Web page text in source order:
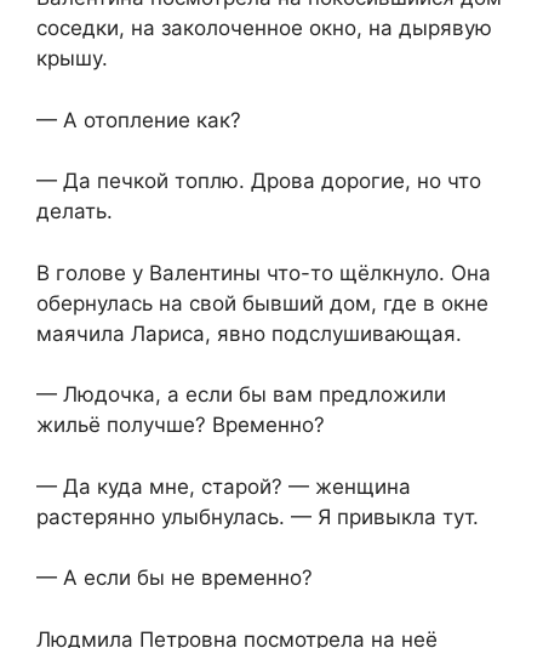
соседки, на заколоченное окно, на дырявую
крышу.
— А отопление как?
— Да печкой топлю. Дрова дорогие, но что
делать.
В голове у Валентины что-то щёлкнуло. Она
обернулась на свой бывший дом, где в окне
маячила Лариса, явно подслушивающая.
— Людочка, а если бы вам предложили
жильё получше? Временно?
— Да куда мне, старой? — женщина
растерянно улыбнулась. — Я привыкла тут.
— А если бы не временно?
Людмила Петровна посмотрела на неё